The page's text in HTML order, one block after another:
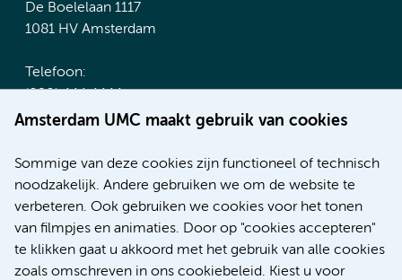
Amsterdam UMC maakt gebruik van cookies
Sommige van deze cookies zijn functioneel of technisch
noodzakelijk. Andere gebruiken we om de website te
verbeteren. Ook gebruiken we cookies voor het tonen
van filmpjes en animaties. Door op "cookies accepteren"
te klikken gaat u akkoord met het gebruik van alle cookies
zoals omschreven in ons cookiebeleid. Kiest u voor
De Boelelaan 1117
1081 HV Amsterdam
Telefoon:
(020) 444 4444
Route & Parkeren
Meer Amsterdam UMC websites:
Werken bij Amsterdam UMC
Over Amsterdam UMC
Nieuws
Research